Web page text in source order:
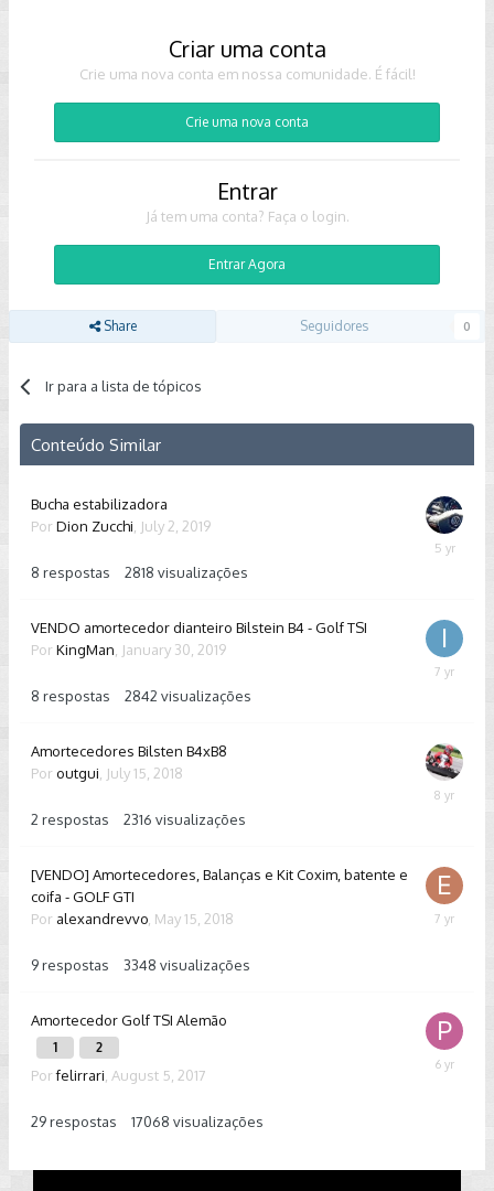
Criar uma conta
Crie uma nova conta em nossa comunidade. É fácil!
Crie uma nova conta
Entrar
Já tem uma conta? Faça o login.
Entrar Agora
Share Seguidores 0
Ir para a lista de tópicos
Conteúdo Similar
Bucha estabilizadora
Por Dion Zucchi July 2, 2019
8 respostas 2818 visualizações
October
VENDO amortecedor dianteiro Bilstein B4 - Golf TSI
Por KingMan January 30, 2019
8 respostas 2842 visualizações
July
Amortecedores Bilsten B4xB8
Por outgui July 15, 2018
2 respostas 2316 visualizações
July
[VENDO] Amortecedores, Balanças e Kit Coxim, batente e
coifa - GOLF GTI
Por alexandrevvo May 15, 2018
9respostas 3348 visualizações
February
Amortecedor Golf TSI Alemão
1 2
Porfelirrari August 5, 2017
29respostas 17068 visualizações